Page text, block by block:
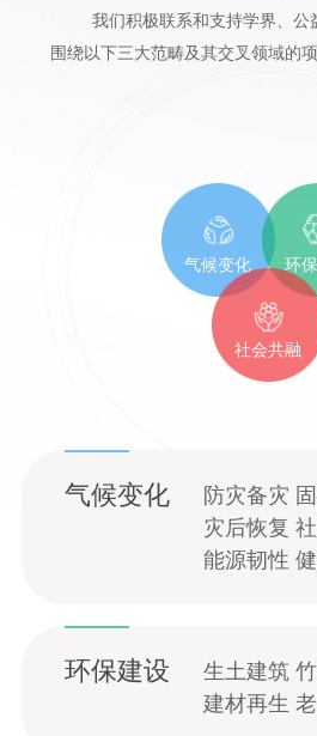
我们积极联系和支持学界、公
围绕以下三大范畴及其交叉领域的
气候变化 环
社会共融
气候变化
防灾备灾
灾后恢复
能源韧性
环保建设
生土建筑
建材再生